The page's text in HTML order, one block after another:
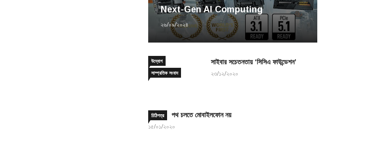
Next-Gen AI Computing
২৬/০৯/২০২৪
উদ্যোগ
সাম্প্রতিক সংবাদ
সাইবার সচেতনতায় ‘সিসিএ ফাউন্ডেশন’
২৩/১২/২০২০
চিঠিপত্র পথ চলতে মোবাইলফোন নয়
১৫/০১/২০২০